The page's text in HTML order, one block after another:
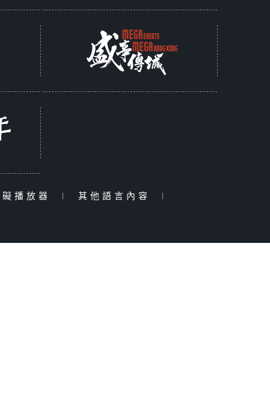
礙播放器 | 其他語言內容 |